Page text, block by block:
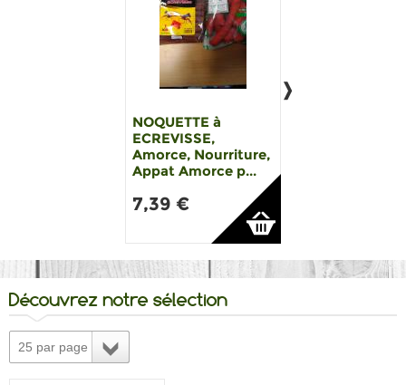
NOQUETTE à
ECREVISSE,
Amorce, Nourriture,
Appat Amorce p...
7,39 €
Découvrez notre sélection
25 par page